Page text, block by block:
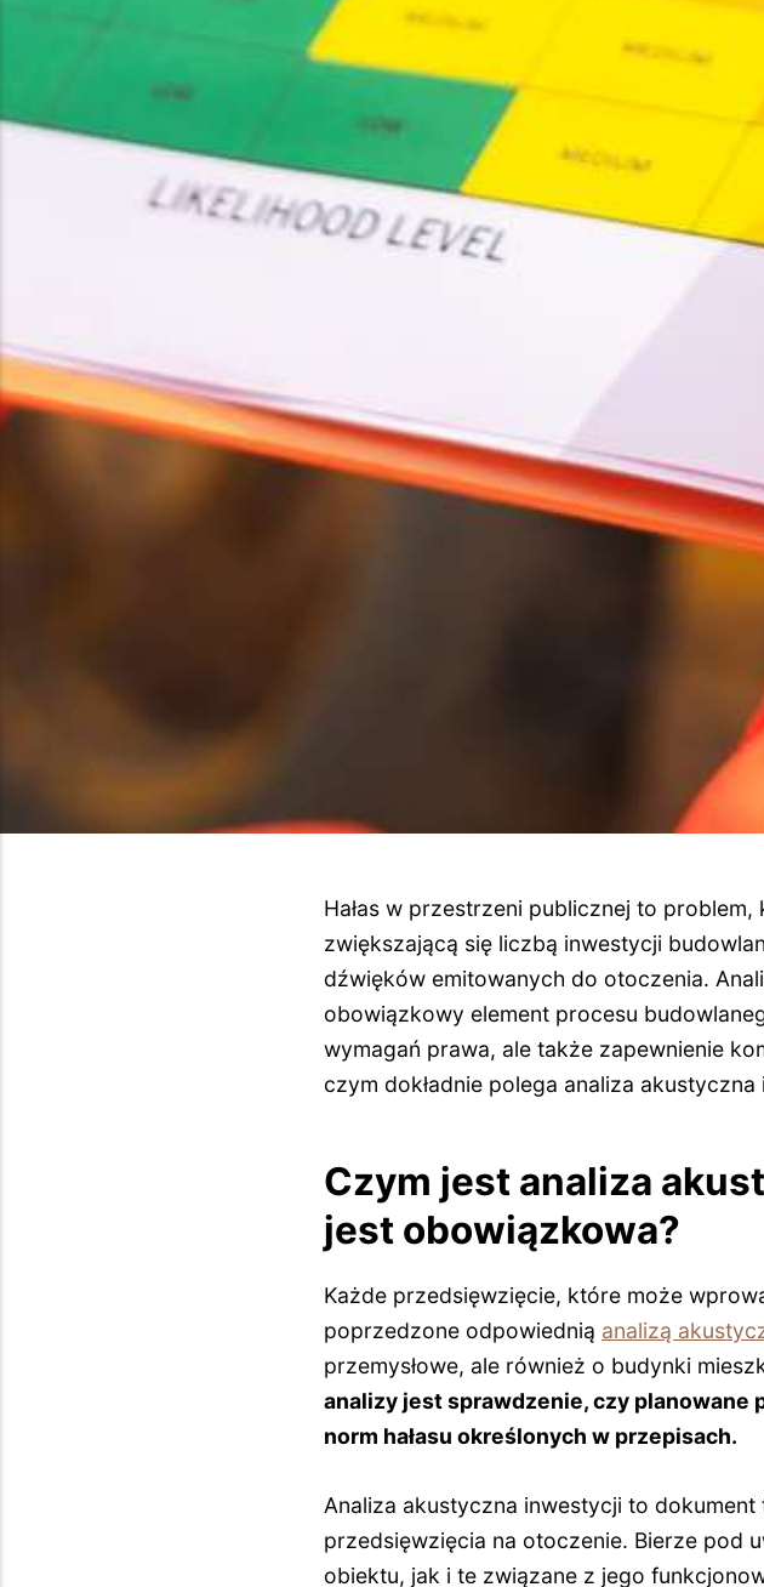
Hałas w przestrzeni publicznej to
zwiększającą się liczbą inwestycji
dźwięków emitowanych do otoczenia.
obowiązkowy element procesu
wymagań prawa, ale także zapewnienie
czym dokładnie polega analiza
Czym jest analiza
jest obowiązkowa?
Każde przedsięwzięcie, które może
poprzedzone odpowiednią analizą
przemysłowe, ale również o budynki
analizy jest sprawdzenie, czy
norm hałasu określonych w przepisach.
Analiza akustyczna inwestycji to
przedsięwzięcia na otoczenie. Bierze pod
obiektu, jak i te związane z jego